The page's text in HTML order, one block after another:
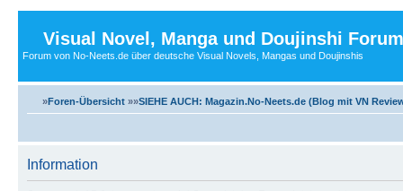
Visual Novel, Manga und Doujinshi Forum
Forum von No-Neets.de über deutsche Visual Novels, Mangas und Doujinshis
»Foren-Übersicht »»SIEHE AUCH: Magazin.No-Neets.de (Blog mit VN
Information